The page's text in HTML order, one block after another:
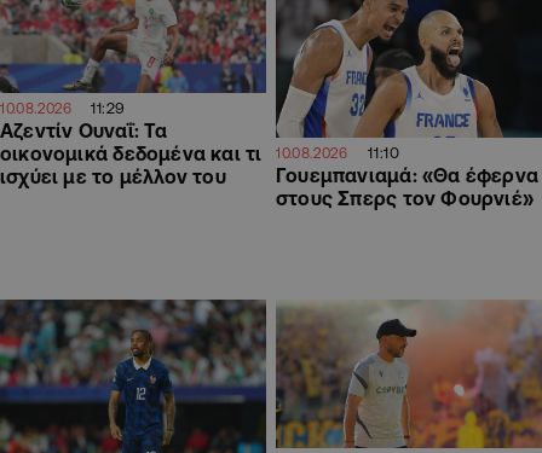
10.08.2026 11:29
Αζεντίν Ουναΐ: Τα
οικονομικά δεδομένα και τι
ισχύει με το μέλλον του
10.08.2026 11:10
Γουεμπανιαμά: «Θα έφερνα
στους Σπερς τον Φουρνιέ»